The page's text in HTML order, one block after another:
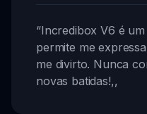
“Incredibox V6 é
permite me
me divirto. Nunca
novas batidas!,,